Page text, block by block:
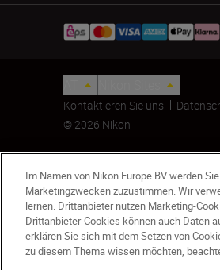
D3500 + AF-S DX 18-140 VR
Kontaktieren Sie uns
© 2026 Nikon
Im Namen von Nikon Europe BV werden
Marketingzwecken zuzustimmen. Wir
lernen. Drittanbieter nutzen Marketing-
Drittanbieter-Cookies können auch Daten
erklären Sie sich mit dem Setzen von
zu diesem Thema wissen möchten,